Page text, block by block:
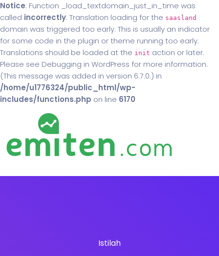
Notice: Function _load_textdomain_just_in_time was
called incorrectly. Translation loading for the saasland
domain was triggered too early. This is usually an indicator
for some code in the plugin or theme running too early.
Translations should be loaded at the init action or later.
Please see Debugging in WordPress for more information.
(This message was added in version 6.7.0.) in
/home/u1776324/public_html/wp-
includes/functions.php on line 6170
Istilah